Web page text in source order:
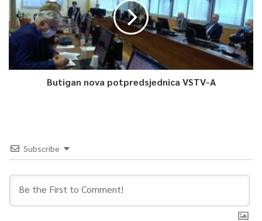
Butigan nova potpredsjednica VSTV-A
Subscribe